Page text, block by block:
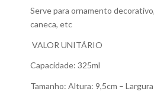
Serve para ornamento
caneca, etc
VALOR UNITÁRIO
Capacidade: 325ml
Tamanho: Altura: 9,5cm –